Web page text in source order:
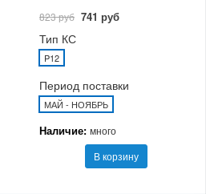
823 руб 741 руб
Тип КС
P12
Период поставки
МАЙ - НОЯБРЬ
Наличие: много
В корзину